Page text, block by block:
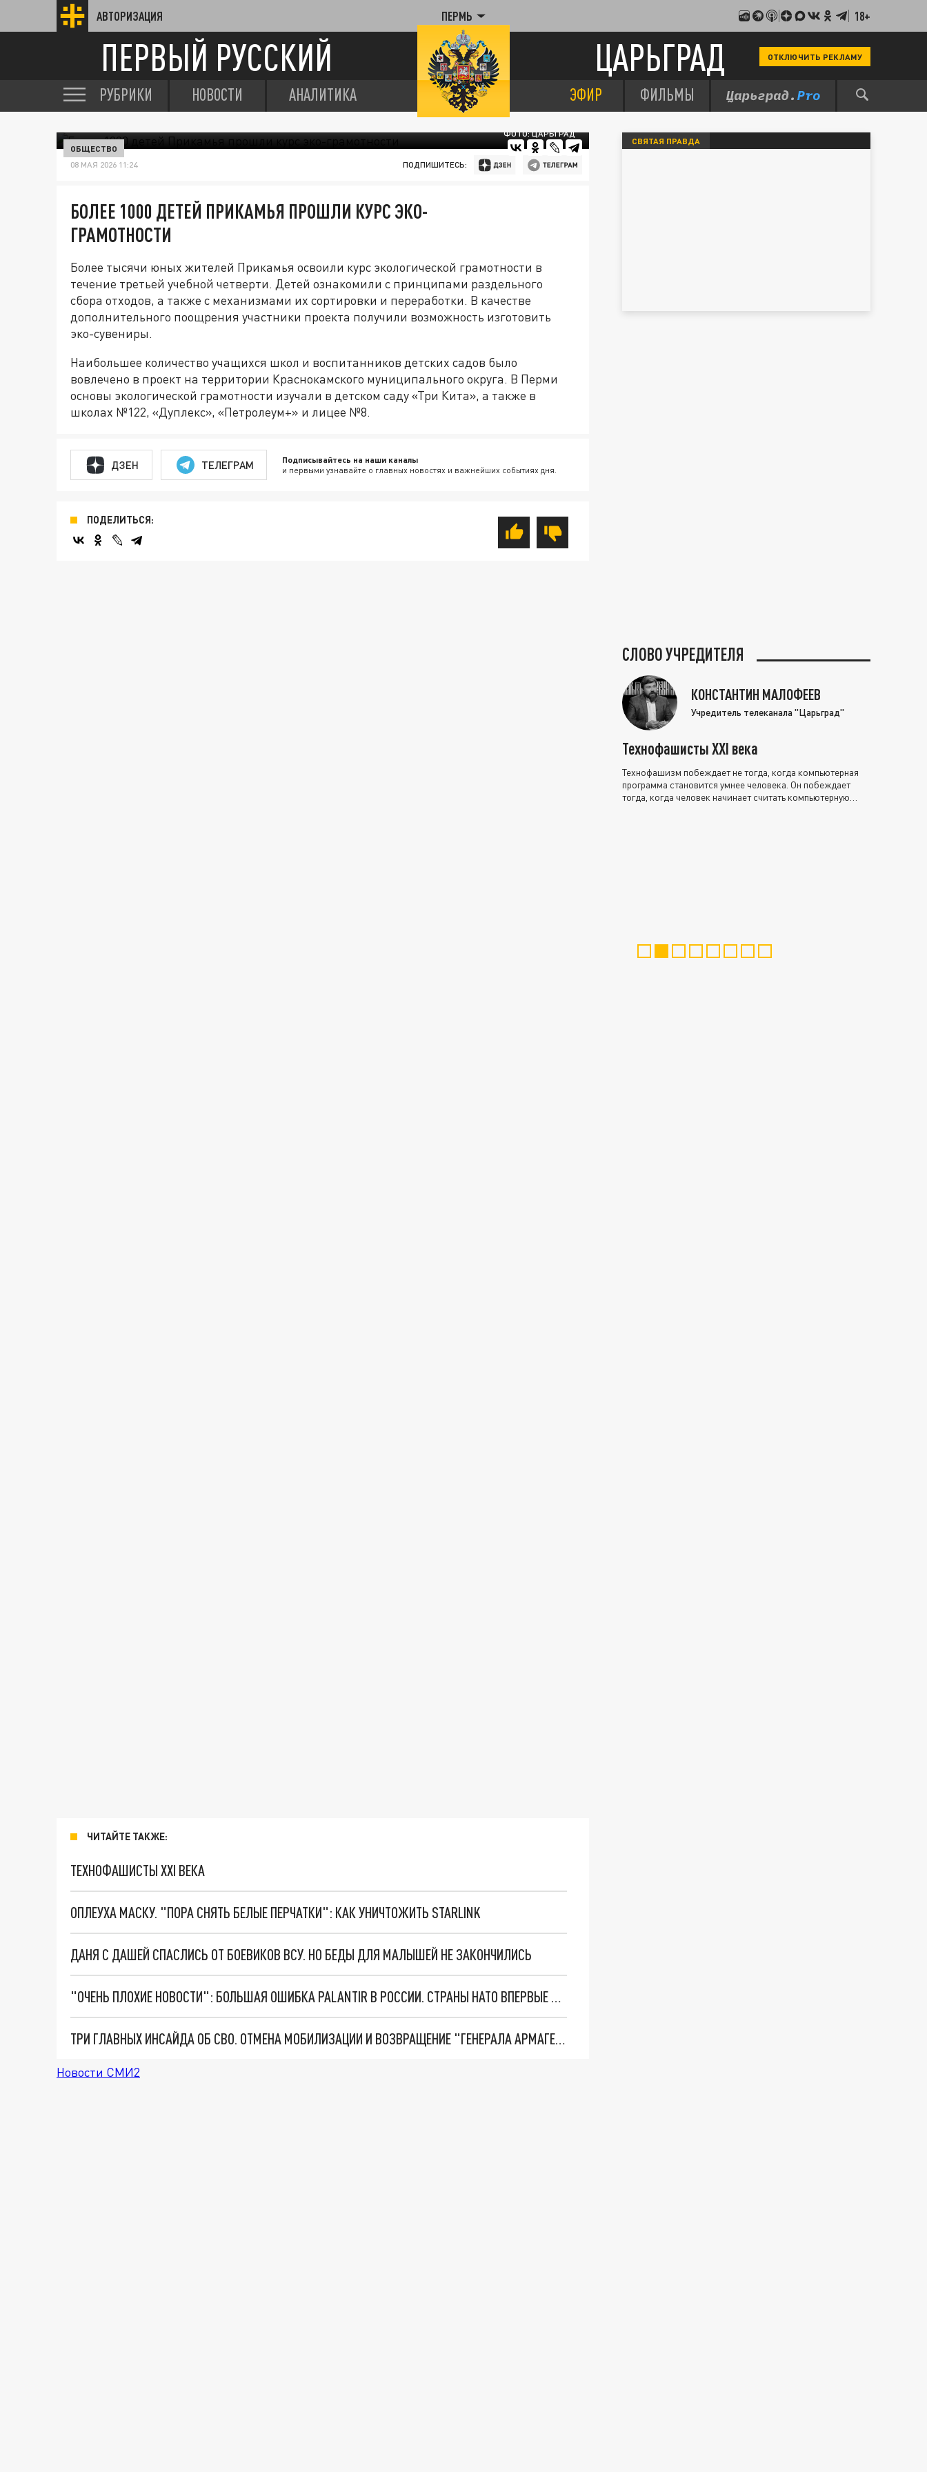
АВТОРИЗАЦИЯ ПЕРМЬ 18+
ПЕРВЫЙ РУССКИЙ ЦАРЬГРАД ОТКЛЮЧИТЬ РЕКЛАМУ
РУБРИКИ НОВОСТИ АНАЛИТИКА ЭФИР ФИЛЬМЫ
ФОТО: ЦАРЬГРАД
ОБЩЕСТВО
08 МАЯ 2026 11:24 ПОДПИШИТЕСЬ:
БОЛЕЕ 1000 ДЕТЕЙ ПРИКАМЬЯ ПРОШЛИ КУРС ЭКО-
ГРАМОТНОСТИ
Более тысячи юных жителей Прикамья освоили курс экологической грамотности в
течение третьей учебной четверти. Детей ознакомили с принципами раздельного
сбора отходов, а также с механизмами их сортировки и переработки. В качестве
дополнительного поощрения участники проекта получили возможность изготовить
эко-сувениры.
Наибольшее количество учащихся школ и воспитанников детских садов было
вовлечено в проект на территории Краснокамского муниципального округа. В Перми
основы экологической грамотности изучали в детском саду «Три Кита», а также в
школах №122, «Дуплекс», «Петролеум+» и лицее №8.
ДЗЕН ТЕЛЕГРАМ Подписывайтесь на наши каналы
и первыми узнавайте о главных новостях и важнейших событиях дня.
ПОДЕЛИТЬСЯ:
ЧИТАЙТЕ ТАКЖЕ:
ТЕХНОФАШИСТЫ XXI ВЕКА
ОПЛЕУХА МАСКУ. "ПОРА СНЯТЬ БЕЛЫЕ ПЕРЧАТКИ": КАК УНИЧТОЖИТЬ STARLINK
ДАНЯ С ДАШЕЙ СПАСЛИСЬ ОТ БОЕВИКОВ ВСУ. НО БЕДЫ ДЛЯ МАЛЫШЕЙ НЕ ЗАКОНЧИЛИСЬ
"ОЧЕНЬ ПЛОХИЕ НОВОСТИ": БОЛЬШАЯ ОШИБКА PALANTIR В РОССИИ. СТРАНЫ НАТО ВПЕРВЫЕ ЗА СВО ОСТАНОВИЛИ ПОСТАВКИ ОРУЖИЯ. ВСУ ТЕРЯЮТ ПРИГРАНИЧЬЕ?
ТРИ ГЛАВНЫХ ИНСАЙДА ОБ СВО. ОТМЕНА МОБИЛИЗАЦИИ И ВОЗВРАЩЕНИЕ "ГЕНЕРАЛА АРМАГЕДДОНА"? ОТЛИЧНЫЕ НОВОСТИ, КОТОРЫЕ ЖДАЛИ ВСЕ
Новости СМИ2
СВЯТАЯ ПРАВДА
СЛОВО УЧРЕДИТЕЛЯ
КОНСТАНТИН МАЛОФЕЕВ
Учредитель телеканала "Царьград"
Технофашисты XXI века
Технофашизм побеждает не тогда, когда компьютерная
программа становится умнее человека. Он побеждает
тогда, когда человек начинает считать компьютерную